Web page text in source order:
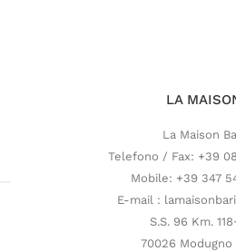
LA
La Maison
Telefono / Fax: +39
Mobile: +39 347
E-mail :
S.S. 96 Km.
70026 Modugno